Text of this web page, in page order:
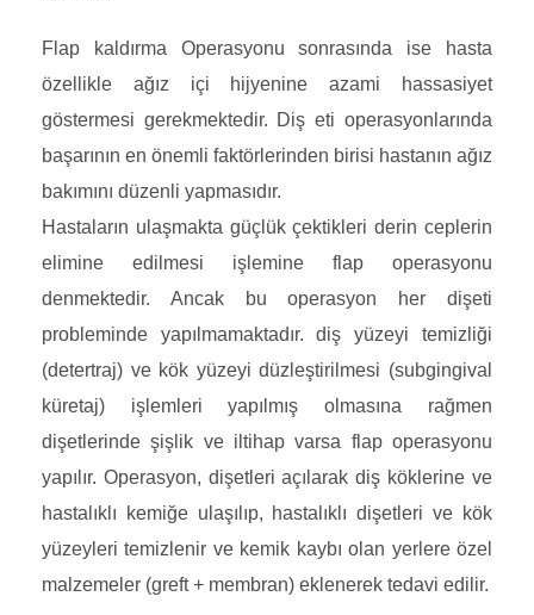
Flap kaldırma Operasyonu sonrasında ise hasta
özellikle ağız içi hijyenine azami hassasiyet
göstermesi gerekmektedir. Diş eti operasyonlarında
başarının en önemli faktörlerinden birisi hastanın ağız
bakımını düzenli yapmasıdır.
Hastaların ulaşmakta güçlük çektikleri derin ceplerin
elimine edilmesi işlemine flap operasyonu
denmektedir. Ancak bu operasyon her dişeti
probleminde yapılmamaktadır. diş yüzeyi temizliği
(detertraj) ve kök yüzeyi düzleştirilmesi (subgingival
küretaj) işlemleri yapılmış olmasına rağmen
dişetlerinde şişlik ve iltihap varsa flap operasyonu
yapılır. Operasyon, dişetleri açılarak diş köklerine ve
hastalıklı kemiğe ulaşılıp, hastalıklı dişetleri ve kök
yüzeyleri temizlenir ve kemik kaybı olan yerlere özel
malzemeler (greft + membran) eklenerek tedavi edilir.